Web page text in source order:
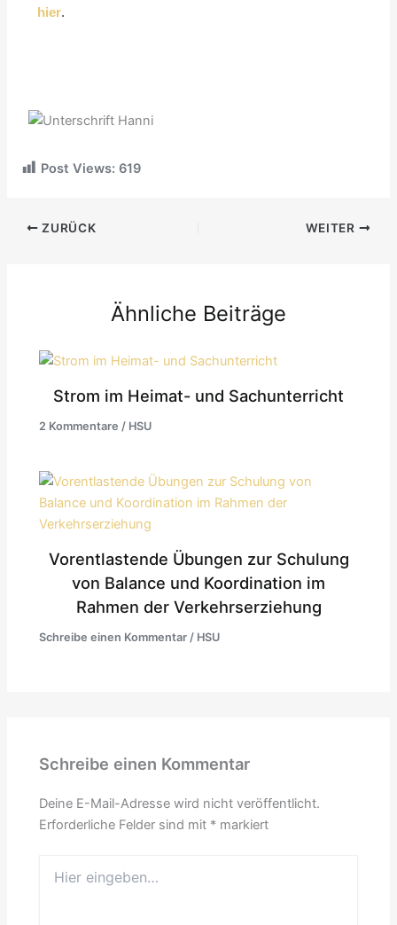
hier.
Post Views: 619
ZURÜCK WEITER
Ähnliche Beiträge
Strom im Heimat- und Sachunterricht
2 Kommentare / HSU
Vorentlastende Übungen zur Schulung
von Balance und Koordination im
Rahmen der Verkehrserziehung
Schreibe einen Kommentar / HSU
Schreibe einen Kommentar
Deine E-Mail-Adresse wird nicht veröffentlicht.
Erforderliche Felder sind mit * markiert
eingeben…